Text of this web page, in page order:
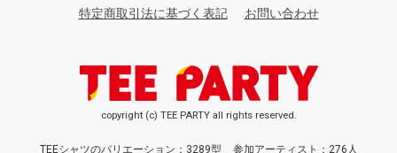
特定商取引法に基づく表記
お問い合わせ
copyright (c) TEE PARTY all rights reserved.
TEEシャツのバリエーション：3289型 参加アーティスト：276人